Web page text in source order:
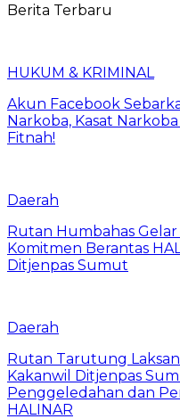
Berita Terbaru
HUKUM & KRIMINAL
Akun Facebook
Narkoba, Kasat
Fitnah!
Daerah
Rutan Humbahas
Komitmen Berantas
Ditjenpas Sumut
Daerah
Rutan Tarutung
Kakanwil Ditjenpas
Penggeledahan dan
HALINAR